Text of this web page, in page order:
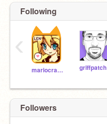
Following
mariocrafter griffpatch
‹
Followers